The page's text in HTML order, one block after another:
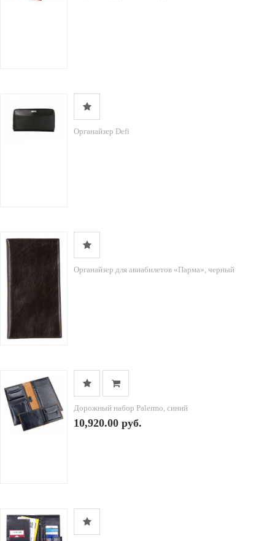
Органайзер Defi
Органайзер для авиабилетов «Парма», черный
Дорожный набор Palermo, синий
10,920.00 руб.